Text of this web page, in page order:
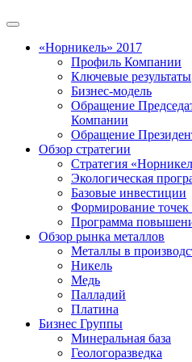
«Норникель» 2017
Профиль Компании
Ключевые результаты
Бизнес-модель
Обращение
Компании
Обращение
Обзор стратегии
Стратегия
Экологическая
Базовые инвестиции
Формирование точек
Программа
Обзор рынка металлов
Металлы в
Никель
Медь
Палладий
Платина
Бизнес Группы
Минеральная база
Геологоразведка